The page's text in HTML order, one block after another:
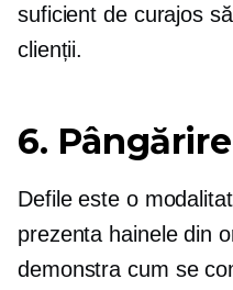
suficient de curajos
clienții.
6. Pângărire
Defile este o
prezenta hainele din
demonstra cum se